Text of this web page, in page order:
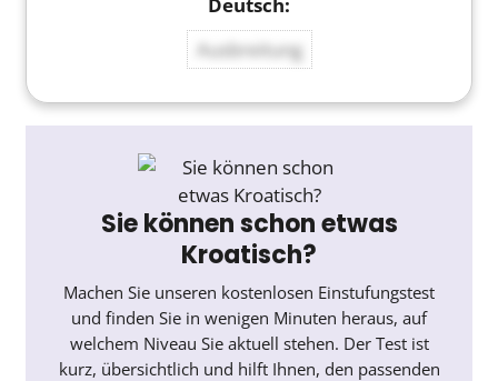
Ausbreitung
Sie können schon etwas
Kroatisch?
Machen Sie unseren kostenlosen Einstufungstest
und finden Sie in wenigen Minuten heraus, auf
welchem Niveau Sie aktuell stehen. Der Test ist
kurz, übersichtlich und hilft Ihnen, den passenden